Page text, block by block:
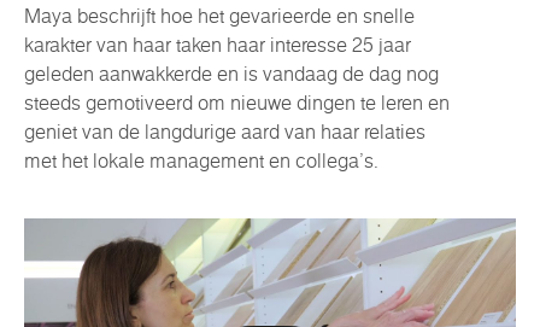
Maya beschrijft hoe het gevarieerde en snelle
karakter van haar taken haar interesse 25 jaar
geleden aanwakkerde en is vandaag de dag nog
steeds gemotiveerd om nieuwe dingen te leren en
geniet van de langdurige aard van haar relaties
met het lokale management en collega's.